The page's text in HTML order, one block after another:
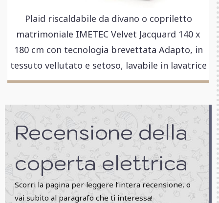
Plaid riscaldabile da divano o copriletto
matrimoniale IMETEC Velvet Jacquard 140 x
180 cm con tecnologia brevettata Adapto, in
tessuto vellutato e setoso, lavabile in lavatrice
Recensione della
coperta elettrica
Scorri la pagina per leggere l’intera recensione, o
vai subito al paragrafo che ti interessa!